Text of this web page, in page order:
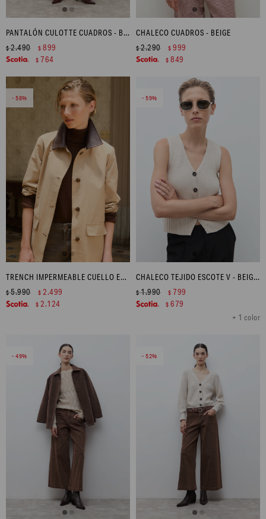
PANTALÓN CULOTTE CUADROS - BEIGE
$2.490 $ 899
$ 764
CHALECO CUADROS - BEIGE
$2.290 $ 999
$ 849
58
TRENCH IMPERMEABLE CUELLO EN CONTRASTE - BEIGE
$5.990 $ 2.499
$ 2.124
59
CHALECO TEJIDO ESCOTE V - BEIGE MELANGE
+ 1 color
$1.990 $ 799
$ 679
49 52